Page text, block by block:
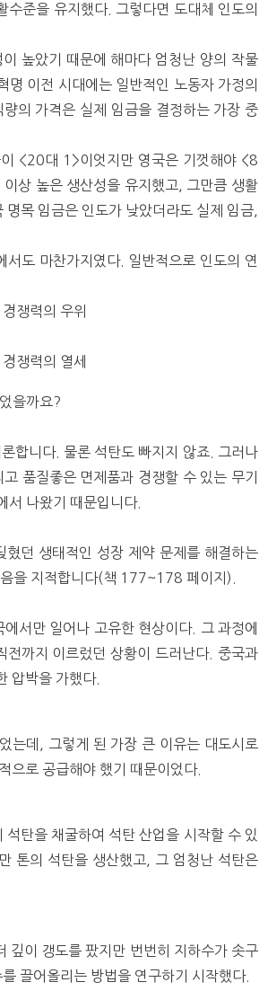
준을 유지했다. 그렇다면 도대체 인도의
높았기 때문에 해마다 엄청난 양의 작물
이전 시대에는 일반적인 노동자 가정의
의 가격은 실제 임금을 결정하는 가장 중
<20대 1>이엇지만 영국은 기껏해야 <8
상 높은 생산성을 유지했고, 그만큼 생활
목 임금은 인도가 낮았더라도 실제 임금,
도 마찬가지였다. 일반적으로 인도의 연
쟁력의 우위
쟁력의 열세
을까요?
합니다. 물론 석탄도 빠지지 않죠. 그러나
품질좋은 면제품과 경쟁할 수 있는 무기
서 나왔기 때문입니다.
던 생태적인 성장 제약 문제를 해결하는
을 지적합니다(책 177~178 페이지).
서만 일어나 고유한 현상이다. 그 과정에
까지 이르렀던 상황이 드러난다. 중국과
압박을 가했다.
는데, 그렇게 된 가장 큰 이유는 대도시로
으로 공급해야 했기 때문이었다.
탄을 채굴하여 석탄 산업을 시작할 수 있
톤의 석탄을 생산했고, 그 엄청난 석탄은
깊이 갱도를 팠지만 번번히 지하수가 솟구
끌어올리는 방법을 연구하기 시작했다.